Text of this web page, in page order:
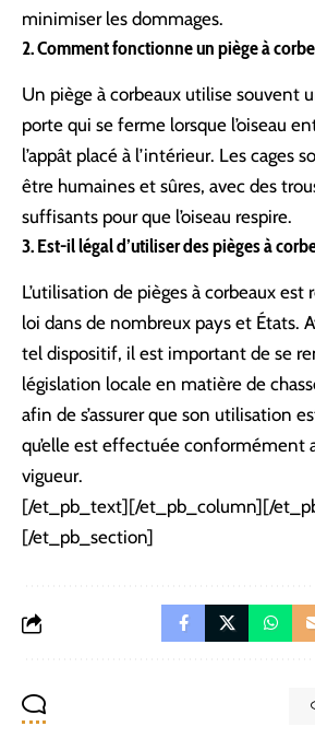
minimiser les dommages.
2. Comment fonctionne un piège à
Un piège à corbeaux utilise souvent
porte qui se ferme lorsque l’oiseau
l’appât placé à l’intérieur. Les cages
être humaines et sûres, avec des
suffisants pour que l’oiseau respire.
3. Est-il légal d’utiliser des pièges à
L’utilisation de pièges à corbeaux
loi dans de nombreux pays et États.
tel dispositif, il est important de se
législation locale en matière de
afin de s’assurer que son utilisation
qu’elle est effectuée conformément
vigueur.
[/et_pb_text][/et_pb_column][/
[/et_pb_section]